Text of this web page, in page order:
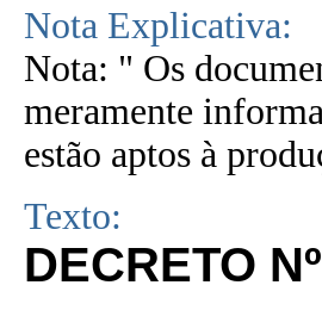
Nota Explicativa:
Nota: " Os
meramente
estão aptos à
Texto:
DECRETO